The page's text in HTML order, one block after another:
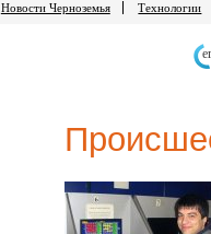
Новости Черноземья
Технологии